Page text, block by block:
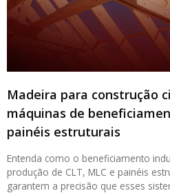
Madeira para construção
máquinas de
painéis estruturais
Entenda como o beneficiamento
produção de CLT, MLC e painéis
garantem a precisão que esses